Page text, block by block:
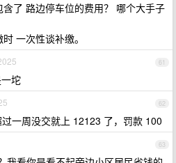
了 路边停车位的费用？ 哪个大手子
一次性谈补缴。
61
坨
62
一周没交就上 12123 了，罚款 100
63